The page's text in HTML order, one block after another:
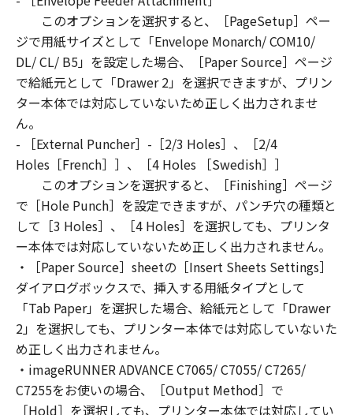
modify, disassemble, decompile or otherwise
reverse engineer the SOFTWARE and you shall
not have any third party to do so.
3. COPYRIGHT NOTICE
You shall not modify, remove or delete any
contained in the SOFTWARE, including any
copy thereof.
4. OWNERSHIP
Canon and its licensors retain in all respects
the title, ownership and intellectual property
rights in and to the SOFTWARE. Except as
expressly provided herein, no license or right,
express or implied, is hereby conveyed or
granted by Canon to you for any intellectual
property of Canon and its licensors.
5. EXPORT CONTROL
You agree to comply with all export laws and
restrictions and regulations of the country
involved, and not to export or re-export,
directly or indirectly, the SOFTWARE in
このオプションを選択すると、［PageSetup］ペー
ジで用紙サイズとして「Envelope Monarch/ COM10/
DL/ CL/ B5」を設定した場合、［Paper Source］ページ
で給紙元として「Drawer 2」を選択できますが、プリン
ター本体では対応していないため正しく出力されませ
ん。
- ［External Puncher］-［2/3 Holes］、［2/4
Holes［French］］、［4 Holes ［Swedish］］
このオプションを選択すると、［Finishing］ページ
で［Hole Punch］を設定できますが、パンチ穴の種類と
して［3 Holes］、［4 Holes］を選択しても、プリンタ
ー本体では対応していないため正しく出力されません。
・［Paper Source］sheetの［Insert Sheets Settings］
ダイアログボックスで、挿入する用紙タイプとして
「Tab Paper」を選択した場合、給紙元として「Drawer
2」を選択しても、プリンター本体では対応していないた
め正しく出力されません。
・imageRUNNER ADVANCE C7065/ C7055/ C7265/
C7255をお使いの場合、［Output Method］で
［Hold］を選択しても、プリンター本体では対応してい